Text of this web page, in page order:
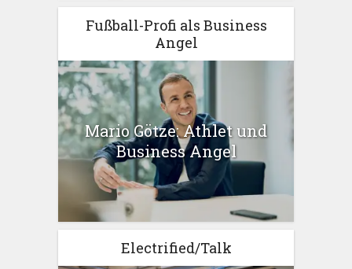
Fußball-Profi als Business
Angel
Mario Götze: Athlet und
Business Angel
Electrified/Talk